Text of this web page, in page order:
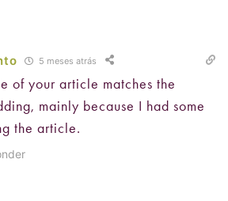
5 meses atrás
of your article matches the
mainly because I had some
the article.